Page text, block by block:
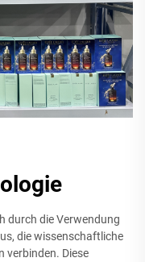
durch die Verwendung
die wissenschaftliche
verbinden. Diese